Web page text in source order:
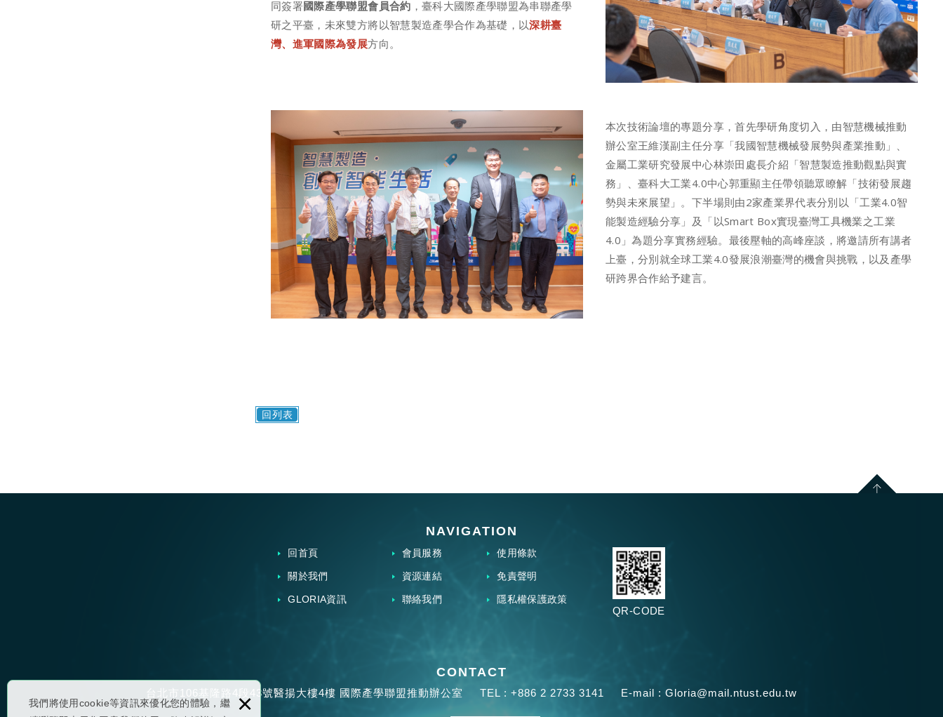
我們將使用cookie等資訊來優化您的體驗，繼
×
同簽署國際產學聯盟會員合約 ，臺科大國際產學聯盟為串聯產學
研之平臺，未來雙方將以智慧製造產學合作為基礎，以深耕臺
灣、進軍國際為發展方向。
本次技術論壇的專題分享，首先學研角度切入，由智慧機械推動
辦公室王維漢副主任分享「我國智慧機械發展勢與產業推動」、
金屬工業研究發展中心林崇田處長介紹「智慧製造推動觀點與實
務」、臺科大工業4.0中心郭重顯主任帶領聽眾瞭解「技術發展趨
勢與未來展望」。下半場則由2家產業界代表分別以「工業4.0智
能製造經驗分享」及「以Smart Box實現臺灣工具機業之工業
4.0」為題分享實務經驗。最後壓軸的高峰座談，將邀請所有講者
上臺，分別就全球工業4.0發展浪潮臺灣的機會與挑戰，以及產學
研跨界合作給予建言。
回列表
NAVIGATION
回首頁
關於我們
GLORIA資訊
會員服務
資源連結
聯絡我們
使用條款
免責聲明
隱私權保護政策
QR-CODE
CONTACT
台北市106基隆路4段43號醫揚大樓4樓 國際產學聯盟推動辦公室 TEL : +886 2 2733 3141 E-mail :Gloria@mail.ntust.edu.tw